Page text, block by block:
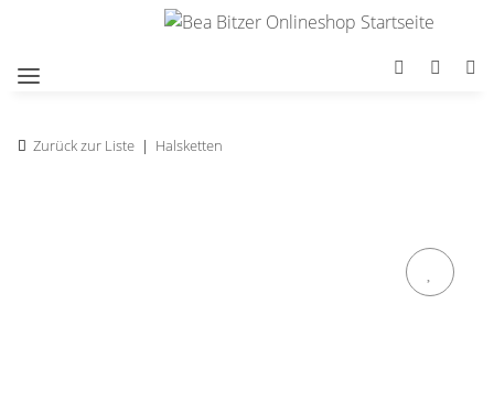
Zurück zur Liste Halsketten